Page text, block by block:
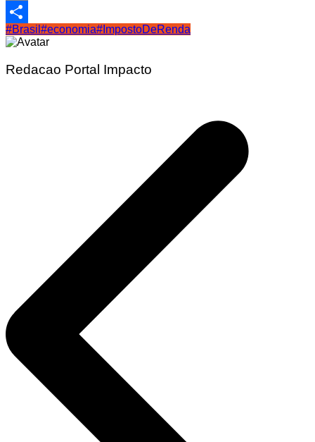
Email
Share
#Brasil #economia#ImpostoDeRenda
Redacao Portal Impacto